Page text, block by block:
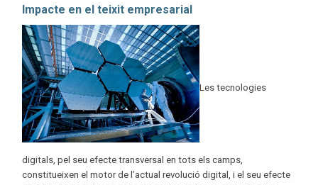
Impacte en el teixit empresarial
Les tecnologies
digitals, pel seu efecte transversal en tots els camps,
constitueixen el motor de l’actual revolució digital, i el seu efecte